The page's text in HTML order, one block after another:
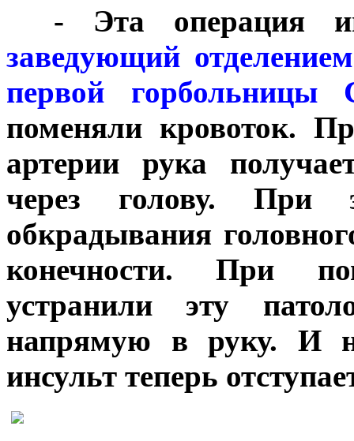
- Эта операция
заведующий
первой горбольницы
поменяли кровоток.
артерии рука
через голову. При
обкрадывания
конечности. При
устранили эту
напрямую в руку. И
инсульт теперь